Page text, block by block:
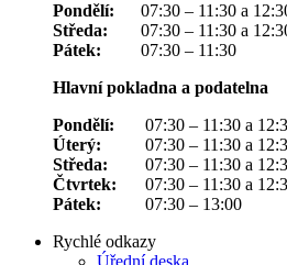
Pondělí:
07:30 – 11:30 a
Středa:
07:30 – 11:30 a
Pátek:
07:30 – 11:30
Hlavní pokladna a podatelna
Pondělí:
07:30 – 11:30 a
Úterý:
07:30 – 11:30 a
Středa:
07:30 – 11:30 a
Čtvrtek:
07:30 – 11:30 a
Pátek:
07:30 – 13:00
Rychlé odkazy